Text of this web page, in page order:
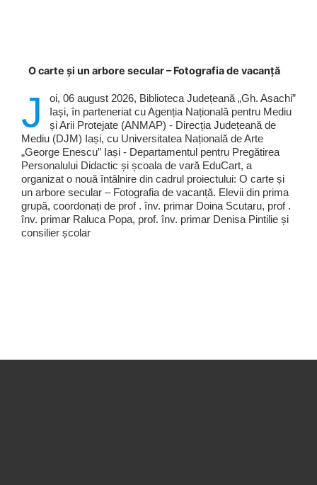
O carte și un arbore secular – Fotografia de vacanță
J
oi, 06 august 2026, Biblioteca Județeană „Gh. Asachi”
Iași, în parteneriat cu Agenția Națională pentru Mediu
și Arii Protejate (ANMAP) - Direcția Județeană de
Mediu (DJM) Iași, cu Universitatea Națională de Arte
„George Enescu” Iași - Departamentul pentru Pregătirea
Personalului Didactic și școala de vară EduCart, a
organizat o nouă întâlnire din cadrul proiectului: O carte și
un arbore secular – Fotografia de vacanță. Elevii din prima
grupă, coordonați de prof . înv. primar Doina Scutaru, prof .
înv. primar Raluca Popa, prof. înv. primar Denisa Pintilie și
consilier școlar